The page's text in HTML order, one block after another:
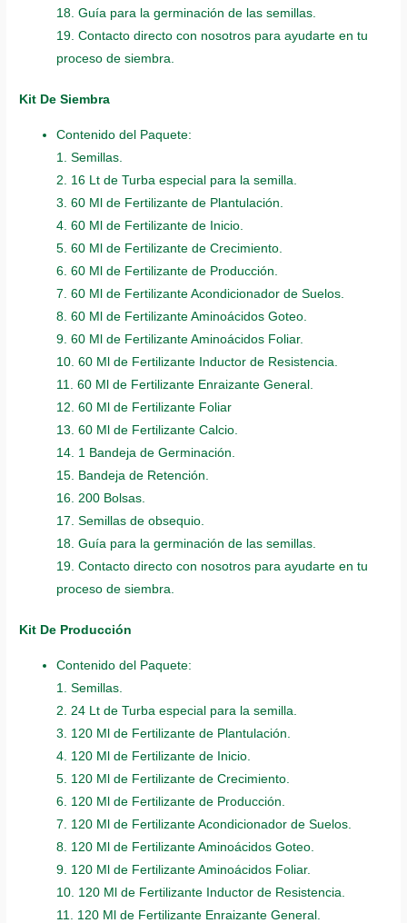
18. Guía para la germinación de las semillas.
19. Contacto directo con nosotros para ayudarte en tu
proceso de siembra.
Kit De Siembra
Contenido del Paquete:
1. Semillas.
2. 16 Lt de Turba especial para la semilla.
3. 60 Ml de Fertilizante de Plantulación.
4. 60 Ml de Fertilizante de Inicio.
5. 60 Ml de Fertilizante de Crecimiento.
6. 60 Ml de Fertilizante de Producción.
7. 60 Ml de Fertilizante Acondicionador de Suelos.
8. 60 Ml de Fertilizante Aminoácidos Goteo.
9. 60 Ml de Fertilizante Aminoácidos Foliar.
10. 60 Ml de Fertilizante Inductor de Resistencia.
11. 60 Ml de Fertilizante Enraizante General.
12. 60 Ml de Fertilizante Foliar
13. 60 Ml de Fertilizante Calcio.
14. 1 Bandeja de Germinación.
15. Bandeja de Retención.
16. 200 Bolsas.
17. Semillas de obsequio.
18. Guía para la germinación de las semillas.
19. Contacto directo con nosotros para ayudarte en tu
proceso de siembra.
Kit De Producción
Contenido del Paquete:
1. Semillas.
2. 24 Lt de Turba especial para la semilla.
3. 120 Ml de Fertilizante de Plantulación.
4. 120 Ml de Fertilizante de Inicio.
5. 120 Ml de Fertilizante de Crecimiento.
6. 120 Ml de Fertilizante de Producción.
7. 120 Ml de Fertilizante Acondicionador de Suelos.
8. 120 Ml de Fertilizante Aminoácidos Goteo.
9. 120 Ml de Fertilizante Aminoácidos Foliar.
10. 120 Ml de Fertilizante Inductor de Resistencia.
11. 120 Ml de Fertilizante Enraizante General.